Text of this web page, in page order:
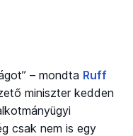
– mondta Ruff
miniszter kedden
csak nem is egy